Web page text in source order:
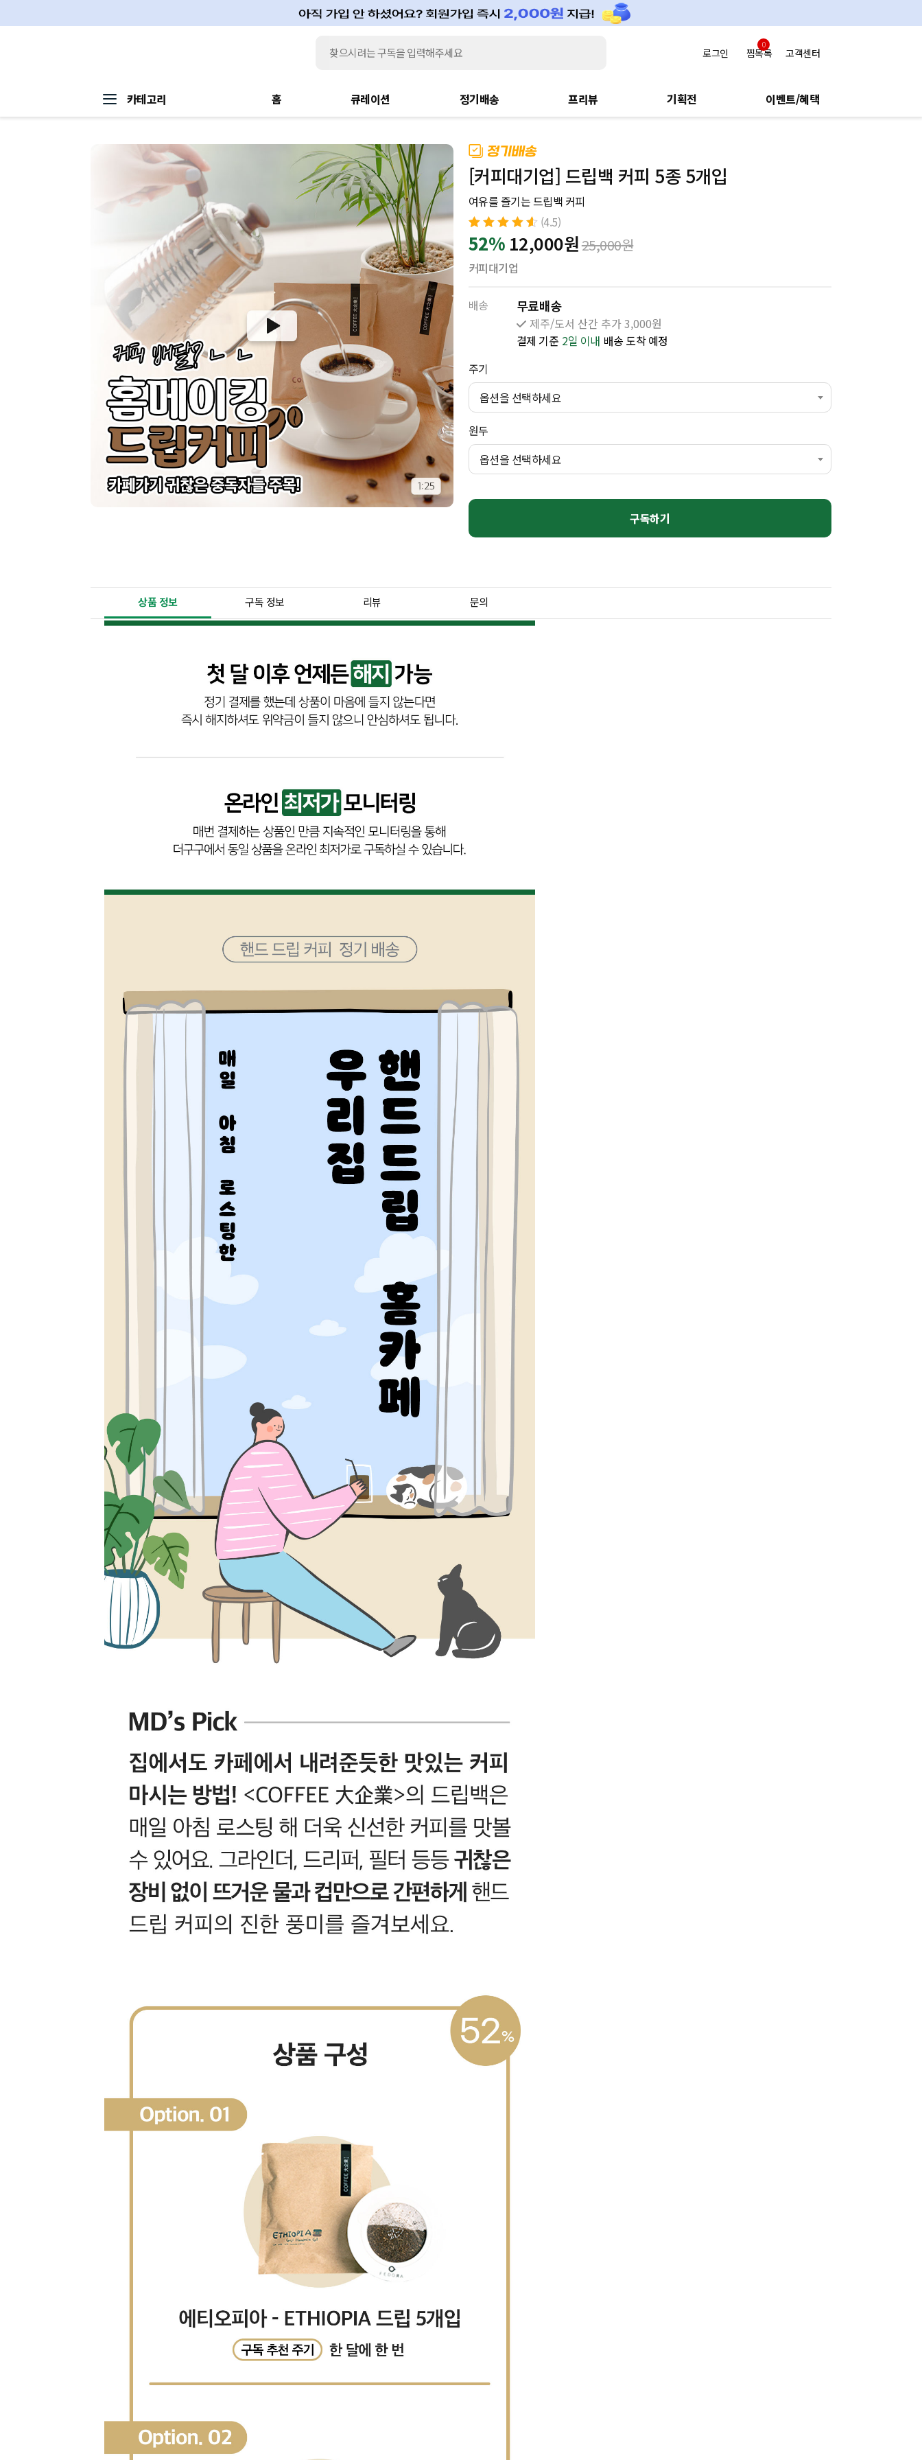
로그인
0
찜목록 고객센터
카테고리 홈 큐레이션 정기배송 프리뷰 기획전 이벤트/혜택
[커피대기업] 드립백 커피 5종 5개입
여유를 즐기는 드립백 커피
4.5개의 고객
평가를 기준
에
2
점으로 평
(4.5)
52% 12,000원25,000원
커피대기업
배송 무료배송
제주/도서 산간 추가 3,000원
결제 기준 2일 이내 배송 도착 예정
주기
옵션을 선택하세요
원두
옵션을 선택하세요
구독하기
상품 정보 구독 정보 리뷰 문의